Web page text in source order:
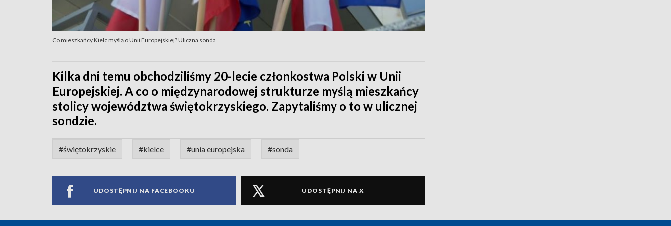
Co mieszkańcy Kielc myślą o Unii Europejskiej? Uliczna sonda
Kilka dni temu obchodziliśmy 20-lecie członkostwa Polski w Unii
Europejskiej. A co o międzynarodowej strukturze myślą mieszkańcy
stolicy województwa świętokrzyskiego. Zapytaliśmy o to w ulicznej
sondzie.
#świętokrzyskie #kielce #unia europejska #sonda
UDOSTĘPNIJ NA FACEBOOKU UDOSTĘPNIJ NA X